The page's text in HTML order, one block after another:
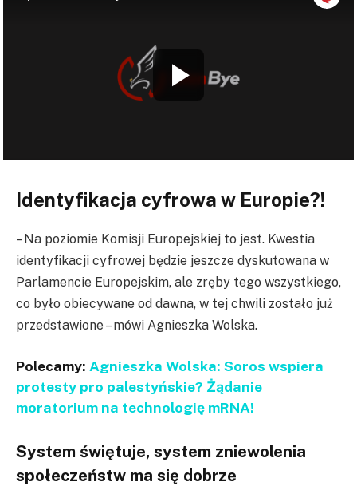
Identyfikacja cyfrowa w Europie?!
– Na poziomie Komisji Europejskiej to jest. Kwestia
identyfikacji cyfrowej będzie jeszcze dyskutowana w
Parlamencie Europejskim, ale zręby tego wszystkiego,
co było obiecywane od dawna, w tej chwili zostało już
przedstawione – mówi Agnieszka Wolska.
Polecamy: Agnieszka Wolska: Soros wspiera
protesty pro palestyńskie? Żądanie
moratorium na technologię mRNA!
System świętuje, system zniewolenia
społeczeństw ma się dobrze